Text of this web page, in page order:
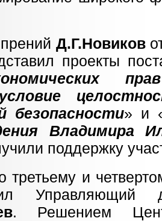
Д.Г.Новиков
проекты
безопасности» и
Владимира
поддержку
и
. Решением